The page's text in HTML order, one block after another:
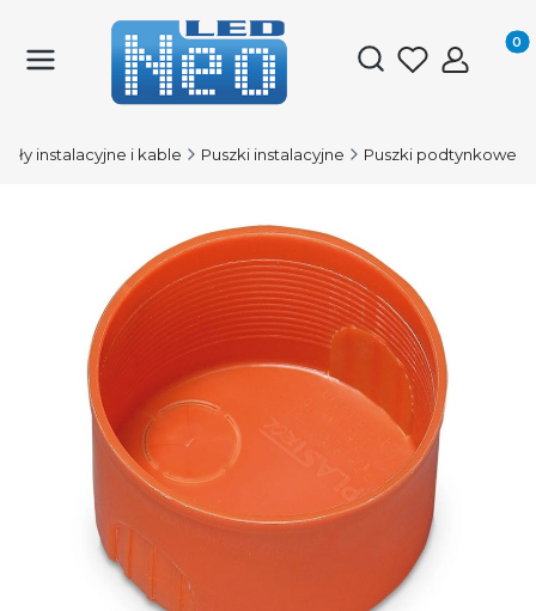
Otwórz
instalacyjne i kable Puszki instalacyjne Puszki podtynkowe